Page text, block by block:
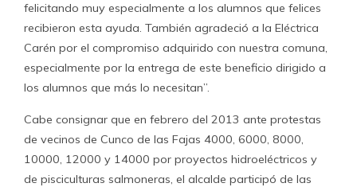
felicitando muy especialmente a los alumnos que felices
recibieron esta ayuda. También agradeció a la Eléctrica
Carén por el compromiso adquirido con nuestra comuna,
especialmente por la entrega de este beneficio dirigido a
los alumnos que más lo necesitan”.
Cabe consignar que en febrero del 2013 ante protestas
de vecinos de Cunco de las Fajas 4000, 6000, 8000,
10000, 12000 y 14000 por proyectos hidroeléctricos y
de pisciculturas salmoneras, el alcalde participó de las